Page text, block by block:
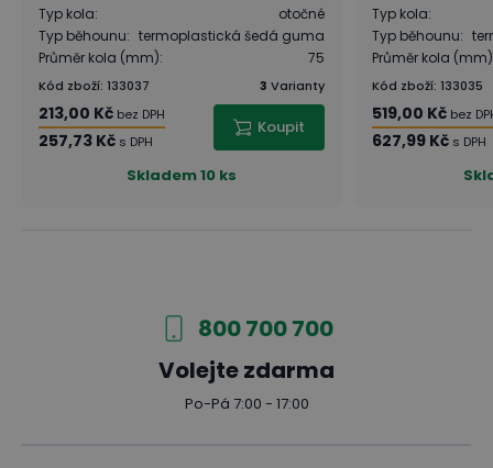
Typ kola:
otočné
Typ běhounu: termoplastická šedá guma
Průměr kola (mm): 75
Kód zboží: 133037 3 Varianty
213,00 Kč bez DPH
257,73 Kč s DPH
Koupit
Skladem10 ks
Typ kola:
Typ běhounu:
Průměr kola (mm)
Kód zboží: 133035
519,00 Kč bez
627,99 Kč s DPH
800 700 700
Volejte zdarma
Po-Pá 7:00 - 17:00